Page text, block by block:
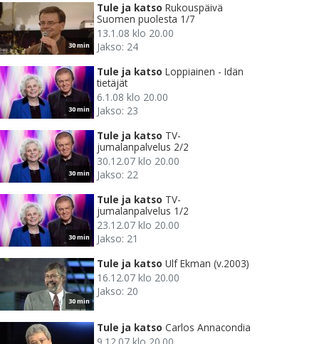
30 min
Tule ja katso Rukouspäivä
Suomen puolesta 1/7
13.1.08 klo 20.00
Jakso: 24
30 min
Tule ja katso Loppiainen - Idän
tietäjät
6.1.08 klo 20.00
Jakso: 23
30 min
Tule ja katso TV-
jumalanpalvelus 2/2
30.12.07 klo 20.00
Jakso: 22
30 min
Tule ja katso TV-
jumalanpalvelus 1/2
23.12.07 klo 20.00
Jakso: 21
30 min
Tule ja katso Ulf Ekman (v.2003)
16.12.07 klo 20.00
Jakso: 20
Tule ja katso Carlos Annacondia